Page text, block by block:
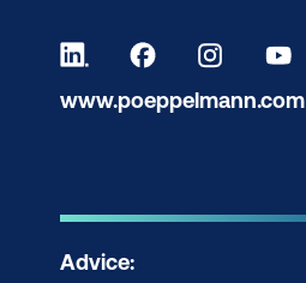
www.poeppelmann.com
Advice: